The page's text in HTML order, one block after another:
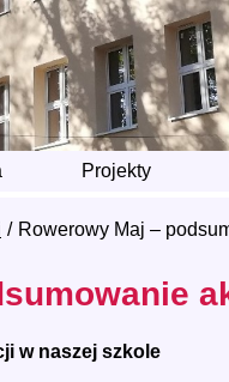
Projekty
Rowerowy Maj –
w naszej szkole